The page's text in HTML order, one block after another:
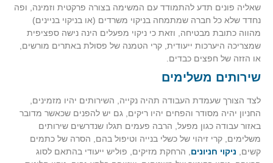
שאליה פונים תדע להתמודד עם המשימה בצורה פרקטית וזמינה, ופה
נחדד שלא כל חברה שמתמחה בניקוי משרדים (או בניקוי בניינים)
מהווה כתובת מבטיחה, וזאת כי ניקוי מפעלים הינה נישה ספציפית
שמצריכה היערכות ייעודית, קרי הטמנה של פסולת באתרים מורשים,
או הזזה של חפצים כבדים.
שירותים משלימים
לצד הצורך שעמדת העבודה תהיה נקייה, השירותים יהיו מזמינים,
החניון יהיה מסודר והפחים יהיו ריקים, גם יש להפנים שכאשר מדובר
באזור עבודה כגון מפעל, הרבה פעמים תגלו שנדרשים שירותים
משלימים, קרי זיהוי של כשלי בנייה וטיפול בהם, הסרה של כתמים
קשים,ניקוי חניונים, הרחקת מזיקים, פוליש ייעודי בהתאם לסוג